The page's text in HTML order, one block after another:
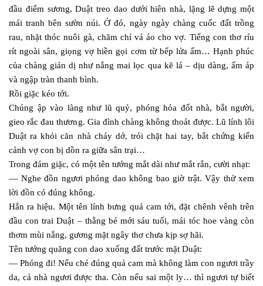
đầu điểm sương, Duật treo dao dưới hiên nhà, lặng lẽ dựng một
mái tranh bên sườn núi. Ở đó, ngày ngày chàng cuốc đất trồng
rau, nhặt thóc nuôi gà, chăm chỉ vá áo cho vợ. Tiếng con thơ ríu
rít ngoài sân, giọng vợ hiền gọi cơm từ bếp lửa ấm… Hạnh phúc
của chàng giản dị như nắng mai lọc qua kẽ lá – dịu dàng, ấm áp
và ngập tràn thanh bình.
Rồi giặc kéo tới.
Chúng ập vào làng như lũ quỷ, phóng hỏa đốt nhà, bắt người,
gieo rắc đau thương. Gia đình chàng không thoát được. Lũ lính lôi
Duật ra khỏi căn nhà cháy dở, trói chặt hai tay, bắt chứng kiến
cảnh vợ con bị dồn ra giữa sân trại…
Trong đám giặc, có một tên tướng mắt dài như mắt rắn, cười nhạt:
— Nghe đồn ngươi phóng dao không bao giờ trật. Vậy thử xem
lời đồn có đúng không.
Hắn ra hiệu. Một tên lính bưng quả cam tới, đặt chênh vênh trên
đầu con trai Duật – thằng bé mới sáu tuổi, mái tóc hoe vàng còn
thơm mùi nắng, gương mặt ngây thơ chưa kịp sợ hãi.
Tên tướng quăng con dao xuống đất trước mặt Duật:
— Phóng đi! Nếu chẻ đúng quả cam mà không làm con ngươi trầy
da, cả nhà ngươi được tha. Còn nếu sai một ly… thì ngươi tự biết